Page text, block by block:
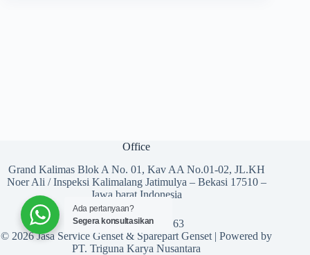
Office
Grand Kalimas Blok A No. 01, Kav AA No.01-02, JL.KH
Noer Ali / Inspeksi Kalimalang Jatimulya – Bekasi 17510 –
Jawa barat Indonesia
Telp (021) 2956 6163
© 2026 Jasa Service Genset & Sparepart Genset | Powered by
PT. Triguna Karya Nusantara
Ada pertanyaan?
Segera konsultasikan